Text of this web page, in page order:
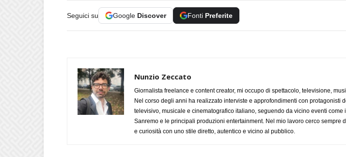
Seguici su Google Discover Fonti Preferite
Nunzio Zeccato
Giornalista freelance e content creator, mi occupo di spettacolo, televisione,
Nel corso degli anni ha realizzato interviste e approfondimenti con protagonisti
televisivo, musicale e cinematografico italiano, seguendo da vicino eventi come
Sanremo e le principali produzioni entertainment. Nel mio lavoro cerco sempre
e curiosità con uno stile diretto, autentico e vicino al pubblico.